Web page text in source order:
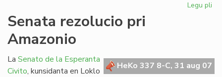
Legu pli
Senata rezolucio pri
Amazonio
HeKo 337 8-C, 31 aug 07
La Senato de la Esperanta
Civito, kunsidanta en Loklo